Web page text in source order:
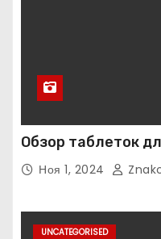
Обзор таблеток
Ноя 1, 2024
UNCATEGORISED